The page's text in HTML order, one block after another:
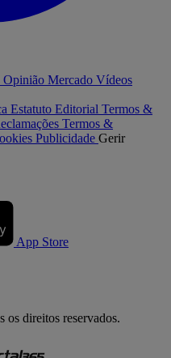
Opinião Mercado Vídeos
Estatuto Editorial Termos &
Termos &
Publicidade Gerir
App Store
direitos reservados.